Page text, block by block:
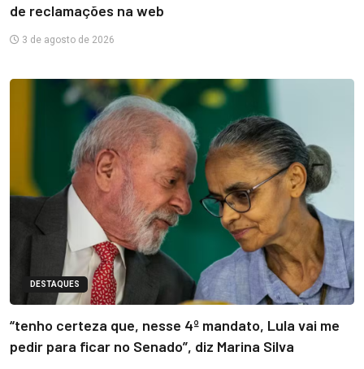
de reclamações na web
3 de agosto de 2026
DESTAQUES
“tenho certeza que, nesse 4º mandato, Lula vai me
pedir para ficar no Senado”, diz Marina Silva